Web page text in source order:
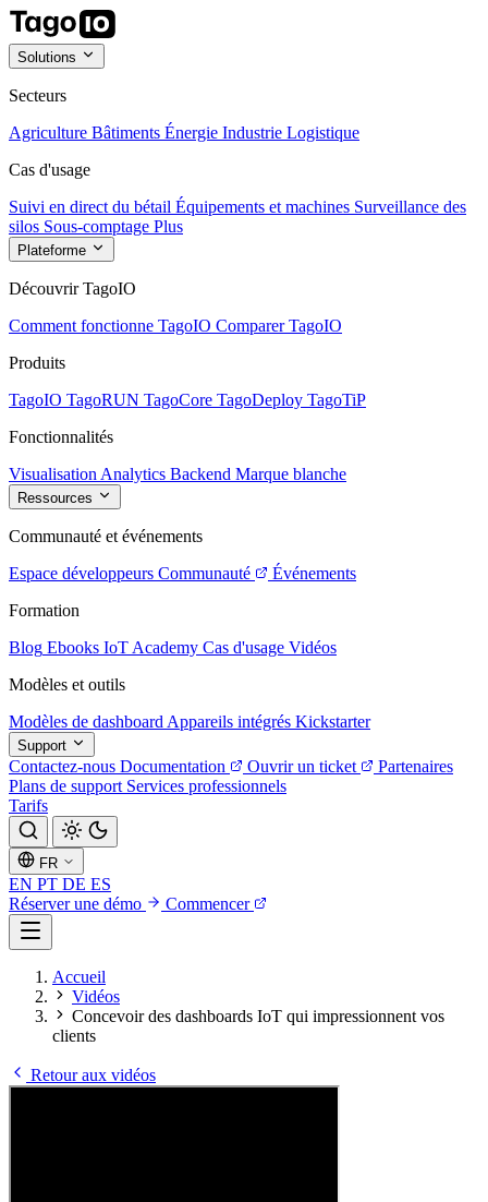
Solutions
Secteurs
Agriculture Bâtiments Énergie Industrie Logistique
Cas d'usage
Suivi en direct du bétail Équipements et machines Surveillance des
silos Sous-comptage Plus
Plateforme
Découvrir TagoIO
Comment fonctionne TagoIO Comparer TagoIO
Produits
TagoIO TagoRUN TagoCore TagoDeploy TagoTiP
Fonctionnalités
Visualisation Analytics Backend Marque blanche
Ressources
Communauté et événements
Espace développeurs Communauté
Événements
Formation
Blog Ebooks IoT Academy Cas d'usage Vidéos
Modèles et outils
Modèles de dashboard Appareils intégrés Kickstarter
Support
Contactez-nous Documentation Ouvrir un ticket
Partenaires
Plans de support Services professionnels
Tarifs
FR
EN PT DE ES
Réserver une démo
Commencer
Accueil
Vidéos
Concevoir des dashboards IoT qui impressionnent vos
clients
Retour aux vidéos